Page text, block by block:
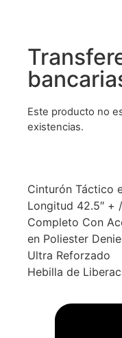
Este producto no
existencias.
Cinturón Táctico
Longitud 42.5″ +
Completo Con
en Poliester
Ultra Reforzado
Hebilla de